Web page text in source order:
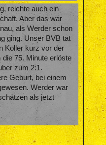
reichte auch ein
Aber das war
als Werder schon
ging. Unser BVB tat
Koller kurz vor der
75. Minute erlöste
zum 2:1.
Geburt, bei einem
Werder war
als jetzt